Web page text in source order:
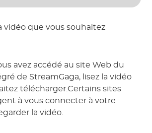
vidéo que vous souhaitez
avez accédé au site Web du
de StreamGaga, lisez la vidéo
télécharger.Certains sites
à vous connecter à votre
la vidéo.